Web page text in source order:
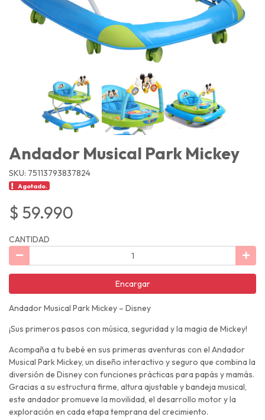
Andador Musical Park Mickey
SKU: 75113793837824
Agotado.
$ 59.990
CANTIDAD
Encargar
Andador Musical Park Mickey – Disney
¡Sus primeros pasos con música, seguridad y la magia de Mickey!
Acompaña a tu bebé en sus primeras aventuras con el Andador
Musical Park Mickey, un diseño interactivo y seguro que combina la
diversión de Disney con funciones prácticas para papás y mamás.
Gracias a su estructura firme, altura ajustable y bandeja musical,
este andador promueve la movilidad, el desarrollo motor y la
exploración en cada etapa temprana del crecimiento.